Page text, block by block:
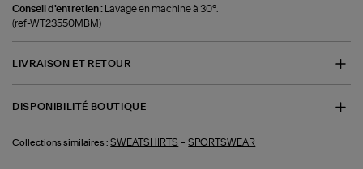
Conseil d'entretien :
Lavage en machine à 30°.
(ref-WT23550MBM)
LIVRAISON ET RETOUR
DISPONIBILITÉ BOUTIQUE
Collections similaires : SWEATSHIRTS -SPORTSWEAR